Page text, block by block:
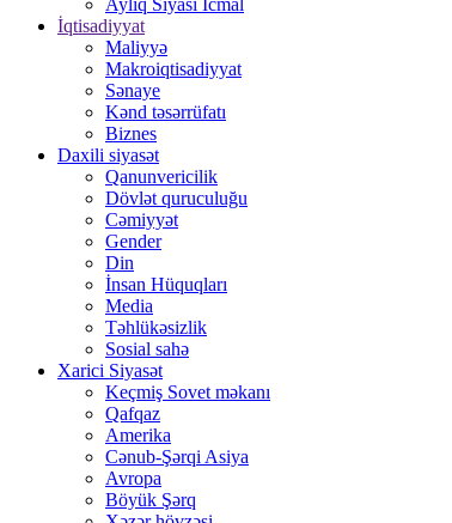
Aylıq Siyasi İcmal
İqtisadiyyat
Maliyyə
Makroiqtisadiyyat
Sənaye
Kənd təsərrüfatı
Biznes
Daxili siyasət
Qanunvericilik
Dövlət quruculuğu
Cəmiyyət
Gender
Din
İnsan Hüquqları
Media
Təhlükəsizlik
Sosial sahə
Xarici Siyasət
Keçmiş Sovet məkanı
Qafqaz
Amerika
Cənub-Şərqi Asiya
Avropa
Böyük Şərq